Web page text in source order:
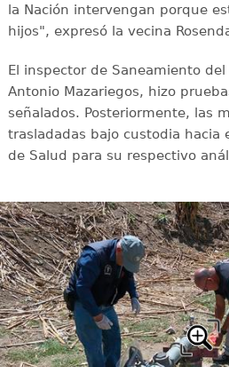
la Nación intervengan porque
hijos", expresó la vecina
El inspector de Saneamiento
Antonio Mazariegos, hizo
señalados. Posteriormente, las
trasladadas bajo custodia hacia
de Salud para su respectivo